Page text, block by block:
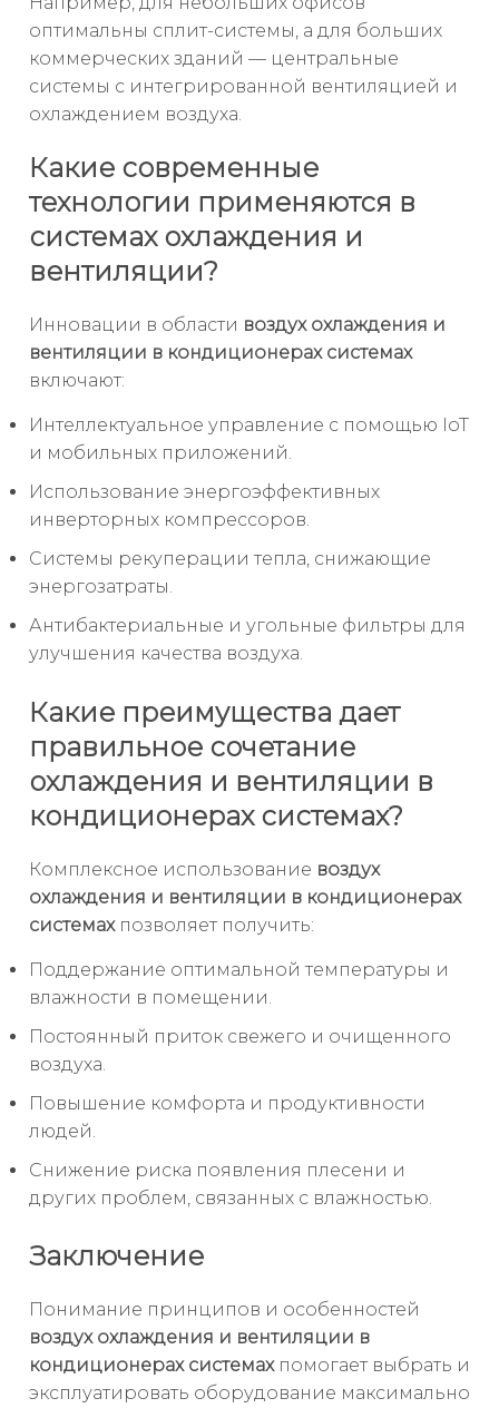
оптимальны сплит-системы, а для больших
коммерческих зданий — центральные
системы с интегрированной вентиляцией и
охлаждением воздуха.
Какие современные
технологии применяются в
системах охлаждения и
вентиляции?
Инновации в области воздух охлаждения и
вентиляции в кондиционерах системах
включают:
Интеллектуальное управление с помощью IoT
и мобильных приложений.
Использование энергоэффективных
инверторных компрессоров.
Системы рекуперации тепла, снижающие
энергозатраты.
Антибактериальные и угольные фильтры для
улучшения качества воздуха.
Какие преимущества дает
правильное сочетание
охлаждения и вентиляции в
кондиционерах системах?
Комплексное использование воздух
охлаждения и вентиляции в кондиционерах
системахпозволяет получить:
Поддержание оптимальной температуры и
влажности в помещении.
Постоянный приток свежего и очищенного
воздуха.
Повышение комфорта и продуктивности
людей.
Снижение риска появления плесени и
других проблем, связанных с влажностью.
Заключение
Понимание принципов и особенностей
воздух охлаждения и вентиляции в
кондиционерах системахпомогает выбрать и
эксплуатировать оборудование максимально